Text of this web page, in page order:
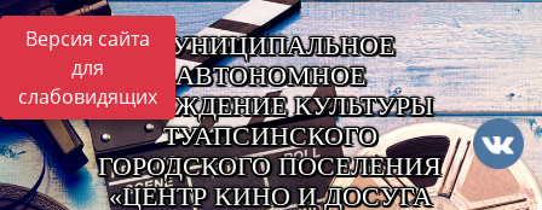
Версия сайта
для
слабовидящих
МУНИЦИПАЛЬНОЕ
АВТОНОМНОЕ
УЧРЕЖДЕНИЕ КУЛЬТУРЫ
ТУАПСИНСКОГО
ГОРОДСКОГО ПОСЕЛЕНИЯ
«ЦЕНТР КИНО И ДОСУГА